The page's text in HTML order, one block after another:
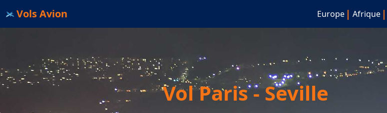
Vols Avion Europe Afrique
Vol Paris - Seville